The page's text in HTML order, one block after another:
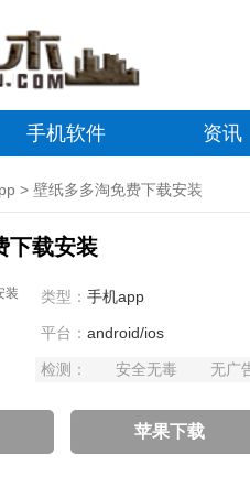
手机软件 资讯
> 壁纸多多淘免费下载安装
下载安装
类型： 手机app
平台： android/ios
检测： 安全无毒 无广
苹果下载